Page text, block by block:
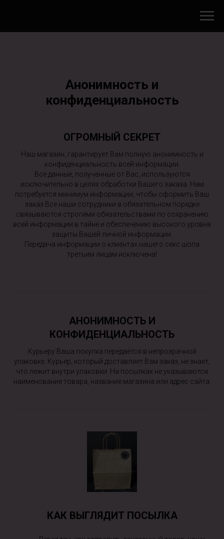
Анонимность и
конфиденциальность
ОГРОМНЫЙ СЕКРЕТ
Наш магазин, гарантирует Вам полную анонимность и
конфиденциальность всей информации.
Все данные, полученные от Вас, используются
исключительно в целях обработки Вашего заказа. Нам
потребуется минимум информации, чтобы оформить Ваш
заказ.Все наши сотрудники в обязательном порядке
связываются строгими обязательствами по сохранению
всей информации в тайне и обеспечению высокого уровня
защиты Вашей личной информации.
Передача информации о клиентах нашего секс шопа
третьим лицам исключена!
АНОНИМНОСТЬ И
КОНФИДЕНЦИАЛЬНОСТЬ
Курьеру Ваша покупка передаётся в непрозрачной
упаковке. Курьер, который доставляет Вам заказ, не знает,
что лежит внутри упаковки. На посылках не указываются
наименование товара, название магазина или адрес сайта.
КАК ВЫГЛЯДИТ ПОСЫЛКА